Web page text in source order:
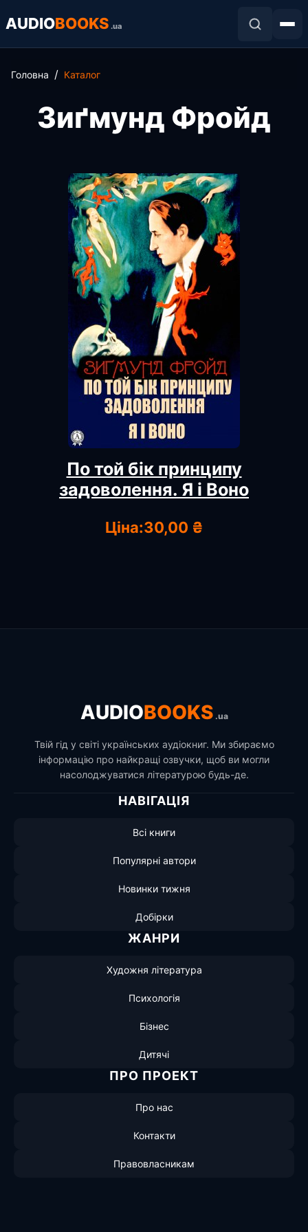
AUDIOBOOKS .ua
Головна Каталог
Зиґмунд Фройд
По той бік принципу
задоволення. Я і Воно
Ціна:30,00 ₴
AUDIOBOOKS .ua
Твій гід у світі українських аудіокниг. Ми збираємо
інформацію про найкращі озвучки, щоб ви могли
насолоджуватися літературою будь-де.
НАВІГАЦІЯ
Всі книги
Популярні автори
Новинки тижня
Добірки
ЖАНРИ
Художня література
Психологія
Бізнес
Дитячі
ПРО ПРОЕКТ
Про нас
Контакти
Правовласникам